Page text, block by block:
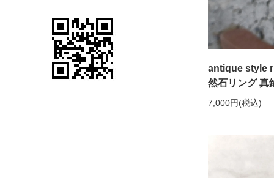
antique style
然石リング 真
7,000円(税込)